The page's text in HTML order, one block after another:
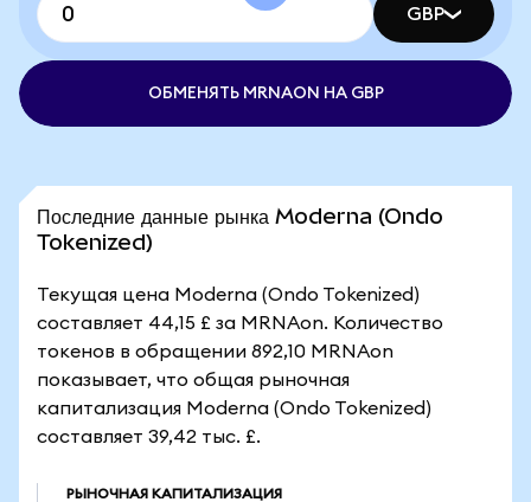
GBP
ОБМЕНЯТЬ MRNAON НА GBP
Последние данные рынка Moderna (Ondo
Tokenized)
Текущая цена Moderna (Ondo Tokenized)
составляет 44,15 £ за MRNAon. Количество
токенов в обращении 892,10 MRNAon
показывает, что общая рыночная
капитализация Moderna (Ondo Tokenized)
составляет 39,42 тыс. £.
РЫНОЧНАЯ КАПИТАЛИЗАЦИЯ